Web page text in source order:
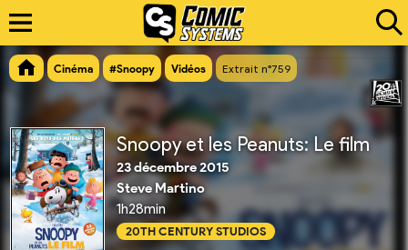
Cinéma #Snoopy Vidéos Extrait n°759
Snoopy et les Peanuts: Le film
23 décembre 2015
Steve Martino
1h28min
20TH CENTURY STUDIOS